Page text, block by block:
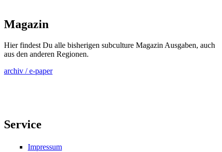
Magazin
Hier findest Du alle bisherigen subculture Magazin Ausgaben, auch
aus den anderen Regionen.
archiv / e-paper
Service
Impressum